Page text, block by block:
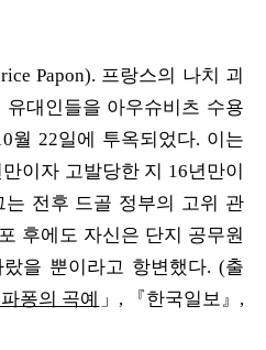
Papon). 프랑스의 나치 괴
대인들을 아우슈비츠 수용
월 22일에 투옥되었다. 이는
이자 고발당한 지 16년만이
전후 드골 정부의 고위 관
후에도 자신은 단지 공무원
을 뿐이라고 항변했다. (출
퐁의 곡예 」, 『한국일보』,